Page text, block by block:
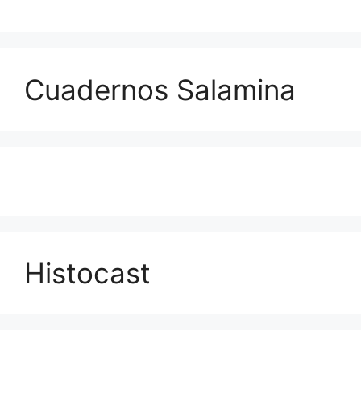
Cuadernos Salamina
Histocast